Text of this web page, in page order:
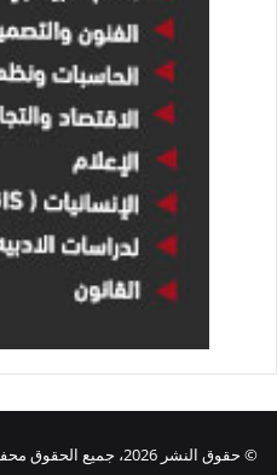
© حقوق النشر 2026،